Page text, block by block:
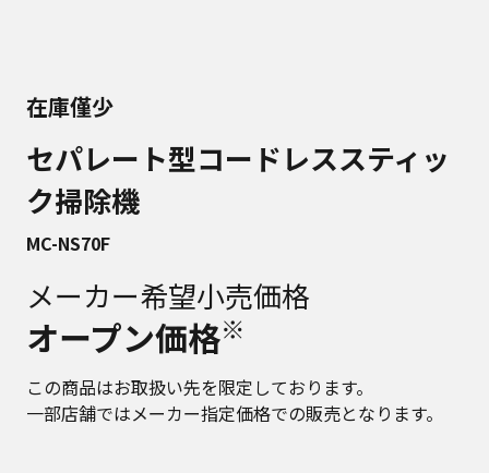
在庫僅少
セパレート型コードレススティッ
ク掃除機
MC-NS70F
メーカー希望小売価格
オープン価格※
この商品はお取扱い先を限定しております。
一部店舗ではメーカー指定価格での販売となります。